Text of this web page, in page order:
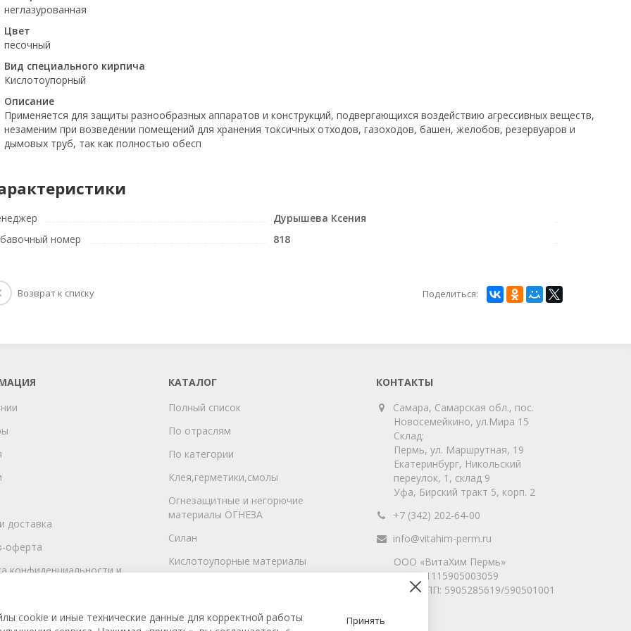
неглазурованная
Цвет
песочный
Вид специального кирпича
Кислотоупорный
Описание
Применяется для защиты разнообразных аппаратов и конструкций, подвергающихся воздействию агрессивных веществ,
незаменим при возведении помещений для хранения токсичных отходов, газоходов, башен, желобов, резервуаров и
дымовых труб, так как полностью обесп
Дурышева Ксения
номер
818
Возврат к списку Поделиться:
доставка
оферта
конфиденциальности и
данных
тендерах
КАТАЛОГ
Полный список
По отраслям
По категории
Клея,герметики,смолы
Огнезащитные и негорючие
материалы ОГНЕЗА
Силан
Кислотоупорные материалы
КОНТАКТЫ
Самара, Самарская обл., пос.
Новосемейкино, ул.Мира 15
Склад:
Пермь, ул. Маршрутная, 19
Екатеринбург, Никольский
переулок, 1, склад 9
Уфа, Бирский тракт 5, корп. 2
+7 (342) 202-64-00
info@vitahim-perm.ru
ООО «ВитаХим Пермь»
ОГРН: 1115905003059
ИНН/КПП: 5905285619/590501001
cookie и иные технические данные для корректной работы
Принять